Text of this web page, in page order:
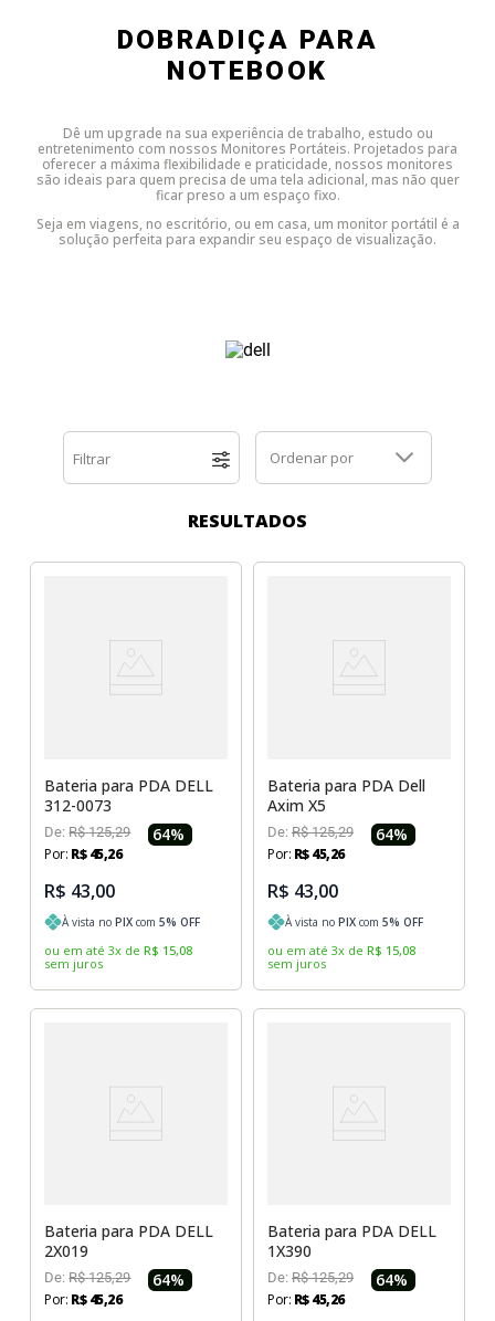
Itautec
Samsung
Toshiba
Lenovo
Semp Toshiba
Toshiba
Toshiba
Toshiba
DDR4
Caddy para SSD
Limpa Telas
SSD M.2 NVME
DOBRADIÇA PARA
NOTEBOOK
Dê um upgrade na sua experiência de trabalho, estudo ou
entretenimento com nossos Monitores Portáteis. Projetados para
oferecer a máxima flexibilidade e praticidade, nossos monitores
são ideais para quem precisa de uma tela adicional, mas não quer
ficar preso a um espaço fixo.
Seja em viagens, no escritório, ou em casa, um monitor portátil é a
solução perfeita para expandir seu espaço de visualização.
Filtrar Ordenar por
RESULTADOS
Bateria para PDA DELL
312-0073
De:R$ 125,29 64%
Por: R$ 45,26
R$ 43,00
À vista noPIX com5% OFF
ou em até 3x de R$ 15,08
sem juros
Bateria para PDA Dell
Axim X5
De: R$ 125,29 64%
Por: R$45,26
R$ 43,00
À vista no PIX com 5% OFF
ou em até 3x de R$ 15,08
sem juros
Bateria para PDA DELL
2X019
De:R$ 125,29 64%
Por: R$ 45,26
Bateria para PDA DELL
1X390
De: R$ 125,29 64%
Por: R$45,26